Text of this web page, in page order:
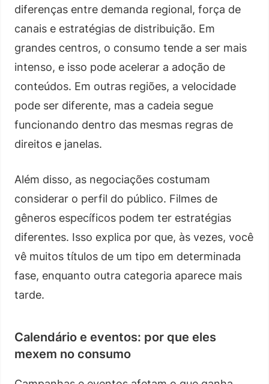
diferenças entre demanda regional, força de
canais e estratégias de distribuição. Em
grandes centros, o consumo tende a ser mais
intenso, e isso pode acelerar a adoção de
conteúdos. Em outras regiões, a velocidade
pode ser diferente, mas a cadeia segue
funcionando dentro das mesmas regras de
direitos e janelas.
Além disso, as negociações costumam
considerar o perfil do público. Filmes de
gêneros específicos podem ter estratégias
diferentes. Isso explica por que, às vezes, você
vê muitos títulos de um tipo em determinada
fase, enquanto outra categoria aparece mais
tarde.
Calendário e eventos: por que eles
mexem no consumo